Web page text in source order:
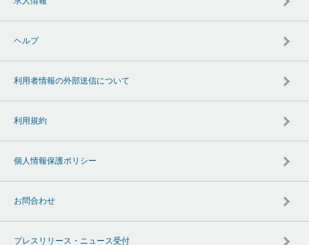
ヘルプ
利用者情報の外部送信について
利用規約
個人情報保護ポリシー
お問合わせ
プレスリリース・ニュース受付